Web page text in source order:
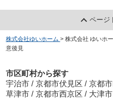
ページ
株式会社ゆいホーム > 株式会社 ゆいホ
意後見
市区町村から探す
宇治市 / 京都市伏見区 / 京都
草津市 / 京都市西京区 / 大津市